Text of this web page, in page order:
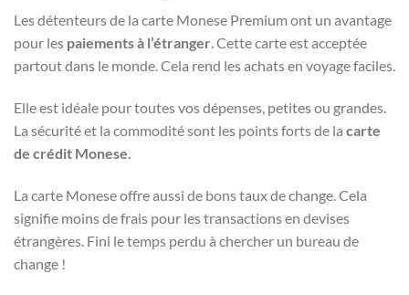
Les détenteurs de la carte Monese Premium ont un avantage
pour les paiements à l’étranger. Cette carte est acceptée
partout dans le monde. Cela rend les achats en voyage faciles.
Elle est idéale pour toutes vos dépenses, petites ou grandes.
La sécurité et la commodité sont les points forts de la carte
de crédit Monese.
La carte Monese offre aussi de bons taux de change. Cela
signifie moins de frais pour les transactions en devises
étrangères. Fini le temps perdu à chercher un bureau de
change !